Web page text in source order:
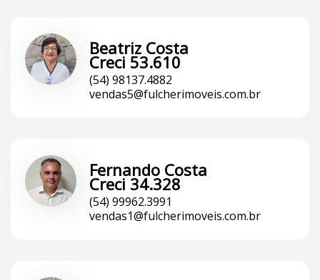
Beatriz Costa
Creci 53.610
(54) 98137.4882
vendas5@fulcherimoveis.com.br
Fernando Costa
Creci 34.328
(54) 99962.3991
vendas1@fulcherimoveis.com.br